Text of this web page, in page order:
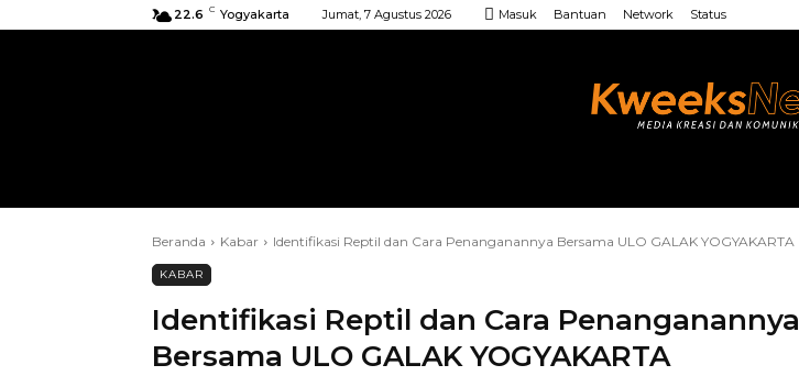
22.6 C Yogyakarta Jumat, 7 Agustus 2026 Masuk Bantuan Network Status
Beranda Kabar Identifikasi Reptil dan Cara Penanganannya Bersama ULO GALAK YOGYAKARTA
KABAR
Identifikasi Reptil dan Cara Penanganannya
Bersama ULO GALAK YOGYAKARTA